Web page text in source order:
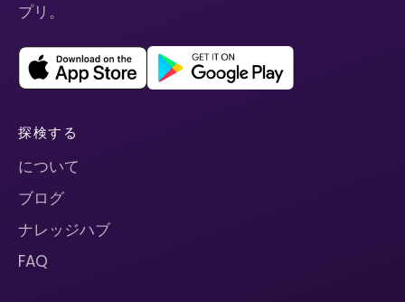
プリ。
探検する
について
ブログ
ナレッジハブ
FAQ